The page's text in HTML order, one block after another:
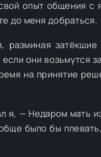
опыт общения с
до меня добраться.
разминая
они возьмутся
на принятие
я, — Недаром мать
было бы